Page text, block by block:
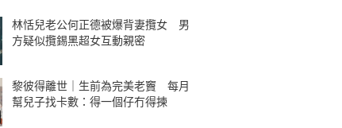
林恬兒老公何正德被爆背妻攬女 男
方疑似攬錫黑超女互動親密
黎彼得離世｜生前為完美老竇 每月
幫兒子找卡數：得一個仔冇得揀